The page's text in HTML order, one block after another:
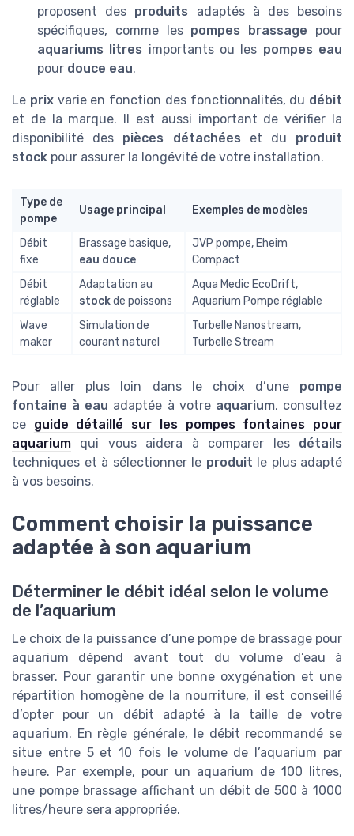
proposent des produits adaptés à des besoins
spécifiques, comme les pompes brassage pour
aquariums litres importants ou les pompes eau
pour douce eau.
Le prixvarie en fonction des fonctionnalités, du débit
et de la marque. Il est aussi important de vérifier la
disponibilité des pièces détachées et du produit
stock pour assurer la longévité de votre installation.
Type de
pompe
Usage principal Exemples de modèles
Débit
fixe
Brassage basique,
eau douce
JVP pompe, Eheim
Compact
Débit
réglable
Adaptation au
stockde poissons
Aqua Medic EcoDrift,
Aquarium Pompe réglable
Wave
maker
Simulation de
courant naturel
Turbelle Nanostream,
Turbelle Stream
Pour aller plus loin dans le choix d’une pompe
fontaine à eau adaptée à votre aquarium, consultez
ce guide détaillé sur les pompes fontaines pour
aquarium qui vous aidera à comparer les détails
techniques et à sélectionner le produit le plus adapté
à vos besoins.
Comment choisir la puissance
adaptée à son aquarium
Déterminer le débit idéal selon le volume
de l’aquarium
Le choix de la puissance d’une pompe de brassage pour
aquarium dépend avant tout du volume d’eau à
brasser. Pour garantir une bonne oxygénation et une
répartition homogène de la nourriture, il est conseillé
d’opter pour un débit adapté à la taille de votre
aquarium. En règle générale, le débit recommandé se
situe entre 5 et 10 fois le volume de l’aquarium par
heure. Par exemple, pour un aquarium de 100 litres,
une pompe brassage affichant un débit de 500 à 1000
litres/heure sera appropriée.